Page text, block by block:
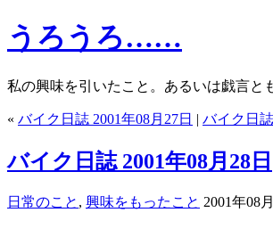
うろうろ……
私の興味を引いたこと。あるいは戯言と
« バイク日誌 2001年08月27日 | バイク日
バイク日誌 2001年08月28日
日常のこと , 興味をもったこと 2001年08